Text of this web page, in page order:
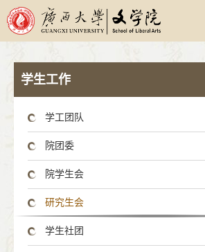
学生工作
学工团队
院团委
院学生会
研究生会
学生社团